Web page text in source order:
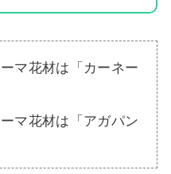
マ花材は「カーネー
マ花材は「アガパン